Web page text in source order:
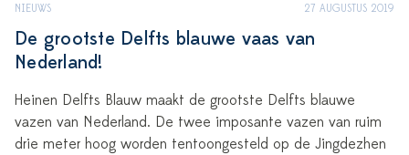
NIEUWS 27 AUGUSTUS 2019
De grootste Delfts blauwe vaas van
Nederland!
Heinen Delfts Blauw maakt de grootste Delfts blauwe
vazen van Nederland. De twee imposante vazen van ruim
drie meter hoog worden tentoongesteld op de Jingdezhen